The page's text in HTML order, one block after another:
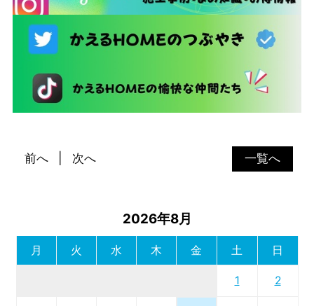
一覧へ
前へ 次へ
2026年8月
月 火 水 木 金 土 日
1 2